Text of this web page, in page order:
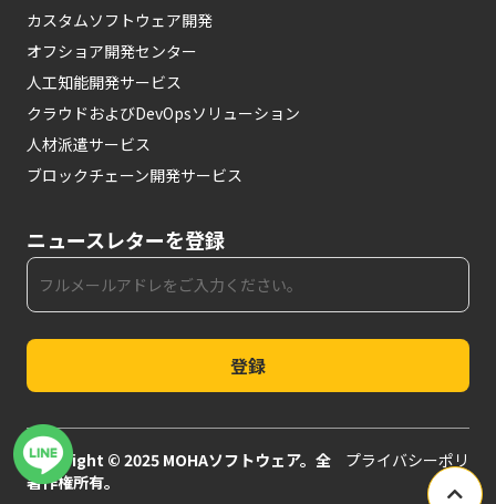
カスタムソフトウェア開発
オフショア開発センター
人工知能開発サービス
クラウドおよびDevOpsソリューション
人材派遣サービス
ブロックチェーン開発サービス
ニュースレターを登録
登録
Copyright © 2025 MOHAソフトウェア。全
著作権所有。
プライバシーポリ